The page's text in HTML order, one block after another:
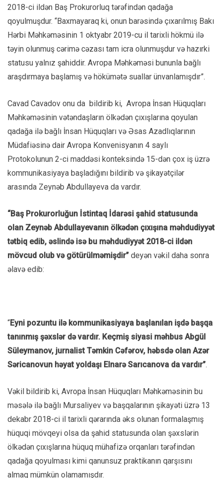
2018-ci ildən Baş Prokurorluq tərəfindən qadağa
qoyulmuşdur. “Baxmayaraq ki, onun barəsində çıxarılmış Bakı
Hərbi Məhkəməsinin 1 oktyabr 2019-cu il tarixli hökmü ilə
təyin olunmuş cərimə cəzası tam icra olunmuşdur və hazırki
statusu yalnız şahiddir. Avropa Məhkəməsi bununla bağlı
araşdırmaya başlamış və hökümətə suallar ünvanlamışdır”.
Cavad Cavadov onu da bildirib ki, Avropa İnsan Hüquqları
Məhkəməsinin vətəndaşların ölkədən çıxışlarına qoyulan
qadağa ilə bağlı İnsan Hüquqları və Əsas Azadlıqlarının
Müdafiəsinə dair Avropa Konvenisyanın 4 saylı
Protokolunun 2-ci maddəsi konteksində 15-dən çox iş üzrə
kommunikasiyaya başladığını bildirib və şikayətçilər
arasında Zeynəb Abdullayeva da vardır.
“Baş Prokurorluğun İstintaq İdarəsi şahid statusunda
olan Zeynəb Abdullayevanın ölkədən çıxışına məhdudiyyət
tətbiq edib, əslində isə bu məhdudiyyət 2018-ci ildən
mövcud olub və götürülməmişdir” deyən vəkil daha sonra
əlavə edib:
“Eyni pozuntu ilə kommunikasiyaya başlanılan işdə başqa
tanınmış şəxslər də vardır. Keçmiş siyasi məhbus Abgül
Süleymanov, jurnalist Təmkin Cəfərov, həbsdə olan Azər
Səricanovun həyat yoldaşı Elnarə Sarıcanova da vardır”.
Vəkil bildirib ki, Avropa İnsan Hüquqları Məhkəməsinin bu
məsələ ilə bağlı Mursaliyev və başqalarının şikayəti üzrə 13
dekabr 2018-ci il tarixli qərarında əks olunan formalaşmış
hüquqi mövqeyi olsa da şahid statusunda olan şəxslərin
ölkədən çıxışlarına hüquq mühafizə orqanları tərəfindən
qadağa qoyulması kimi qanunsuz praktikanın qarşısını
almaq mümkün olamamışdır.